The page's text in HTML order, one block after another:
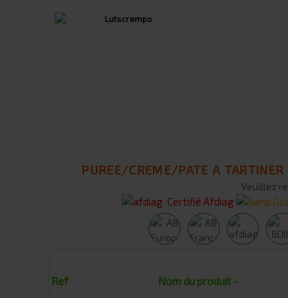
PUREE/CREME/PATE A TARTINER
Veuillez
Certifié Afdiag
Ref Nom du produit -